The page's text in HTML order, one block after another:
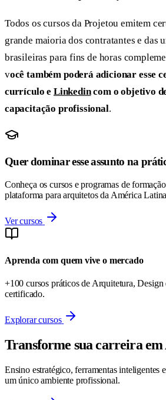
Todos os cursos da Projetou emitem
grande maioria dos contratantes e das
brasileiras para fins de horas
você também poderá adicionar esse
currículo e Linkedincom o objetivo
capacitação profissional.
Quer dominar esse assunto na
Conheça os cursos e programas de
plataforma para arquitetos da América
Ver cursos
Aprenda com quem vive o mercado
+100 cursos práticos de Arquitetura,
certificado.
Explorar cursos
Transforme sua carreira
Ensino estratégico, ferramentas inteligentes
um único ambiente profissional.